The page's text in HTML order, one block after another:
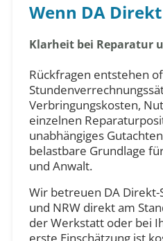
Wenn DA
Klarheit bei Reparatur
Rückfragen entstehen
Verbringungskosten,
einzelnen
unabhängiges
belastbare Grundlage
und Anwalt.
Wir betreuen DA Direkt-
und NRW direkt am
der Werkstatt oder bei